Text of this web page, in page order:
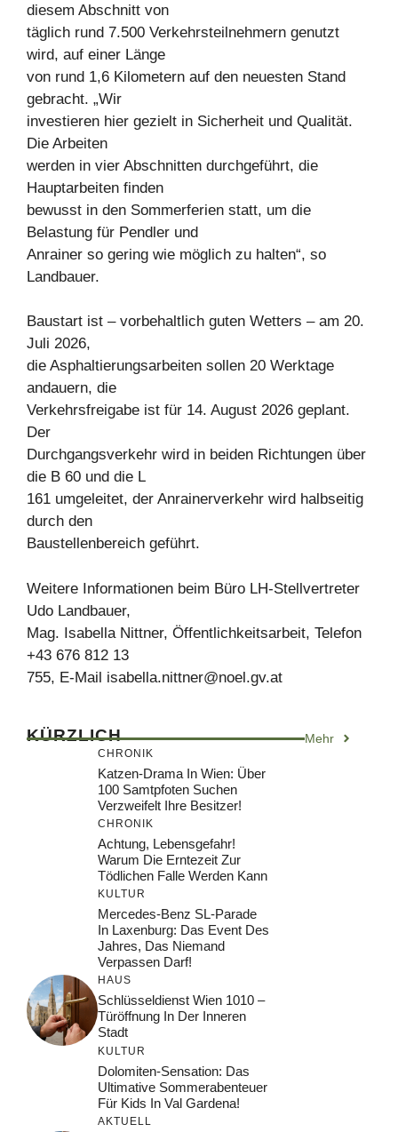
diesem Abschnitt von
täglich rund 7.500 Verkehrsteilnehmern genutzt
wird, auf einer Länge
von rund 1,6 Kilometern auf den neuesten Stand
gebracht. „Wir
investieren hier gezielt in Sicherheit und Qualität.
Die Arbeiten
werden in vier Abschnitten durchgeführt, die
Hauptarbeiten finden
bewusst in den Sommerferien statt, um die
Belastung für Pendler und
Anrainer so gering wie möglich zu halten“, so
Landbauer.
Baustart ist – vorbehaltlich guten Wetters – am 20.
Juli 2026,
die Asphaltierungsarbeiten sollen 20 Werktage
andauern, die
Verkehrsfreigabe ist für 14. August 2026 geplant.
Der
Durchgangsverkehr wird in beiden Richtungen über
die B 60 und die L
161 umgeleitet, der Anrainerverkehr wird halbseitig
durch den
Baustellenbereich geführt.
Weitere Informationen beim Büro LH-Stellvertreter
Udo Landbauer,
Mag. Isabella Nittner, Öffentlichkeitsarbeit, Telefon
+43 676 812 13
755, E-Mail isabella.nittner@noel.gv.at
KÜRZLICH Mehr
CHRONIK
Katzen-Drama In Wien: Über
100 Samtpfoten Suchen
Verzweifelt Ihre Besitzer!
CHRONIK
Achtung, Lebensgefahr!
Warum Die Erntezeit Zur
Tödlichen Falle Werden Kann
KULTUR
Mercedes-Benz SL-Parade
In Laxenburg: Das Event Des
Jahres, Das Niemand
Verpassen Darf!
HAUS
Schlüsseldienst Wien 1010 –
Türöffnung In Der Inneren
Stadt
KULTUR
Dolomiten-Sensation: Das
Ultimative Sommerabenteuer
Für Kids In Val Gardena!
AKTUELL